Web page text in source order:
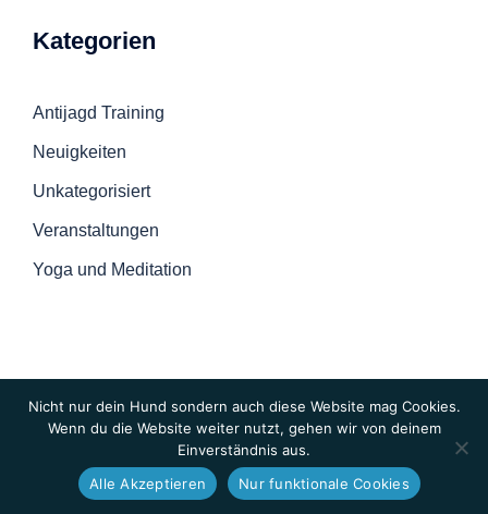
Kategorien
Antijagd Training
Neuigkeiten
Unkategorisiert
Veranstaltungen
Yoga und Meditation
© 2026 Hunde-Checkpoint
Nicht nur dein Hund sondern auch diese Website mag Cookies.
Wenn du die Website weiter nutzt, gehen wir von deinem
Einverständnis aus.
Alle Akzeptieren
Nur funktionale Cookies